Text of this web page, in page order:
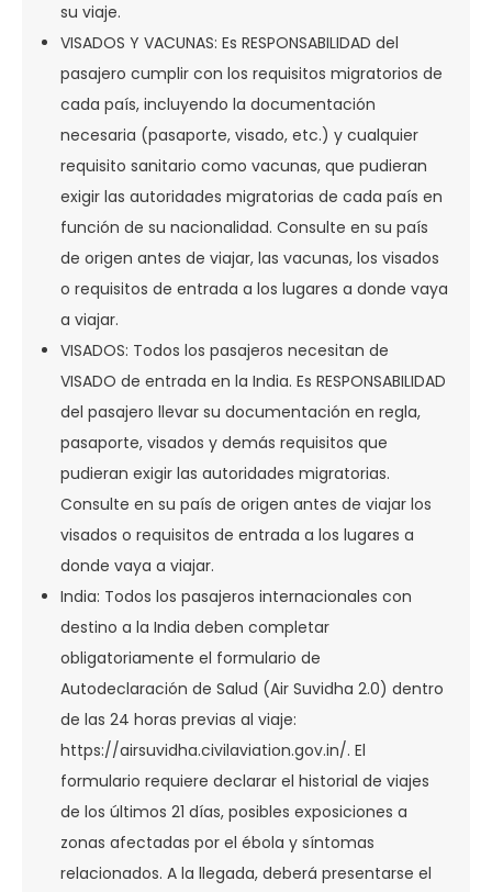
su viaje.
VISADOS Y VACUNAS: Es RESPONSABILIDAD del
pasajero cumplir con los requisitos migratorios de
cada país, incluyendo la documentación
necesaria (pasaporte, visado, etc.) y cualquier
requisito sanitario como vacunas, que pudieran
exigir las autoridades migratorias de cada país en
función de su nacionalidad. Consulte en su país
de origen antes de viajar, las vacunas, los visados
o requisitos de entrada a los lugares a donde vaya
a viajar.
VISADOS: Todos los pasajeros necesitan de
VISADO de entrada en la India. Es RESPONSABILIDAD
del pasajero llevar su documentación en regla,
pasaporte, visados y demás requisitos que
pudieran exigir las autoridades migratorias.
Consulte en su país de origen antes de viajar los
visados o requisitos de entrada a los lugares a
donde vaya a viajar.
India: Todos los pasajeros internacionales con
destino a la India deben completar
obligatoriamente el formulario de
Autodeclaración de Salud (Air Suvidha 2.0) dentro
de las 24 horas previas al viaje:
https://airsuvidha.civilaviation.gov.in/. El
formulario requiere declarar el historial de viajes
de los últimos 21 días, posibles exposiciones a
zonas afectadas por el ébola y síntomas
relacionados. A la llegada, deberá presentarse el